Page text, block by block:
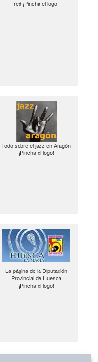
red ¡Pincha el logo!
Todo sobre el jazz en Aragón
¡Pincha el logo!
La página de la Diputación
Provincial de Huesca
¡Pincha el logo!